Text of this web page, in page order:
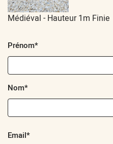
Médiéval - Hauteur 1m Finie
Prénom*
Nom*
Email*